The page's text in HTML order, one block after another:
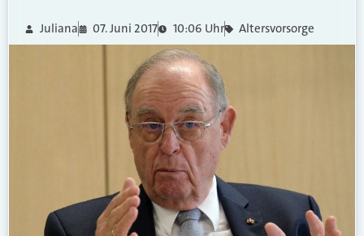
Juliana 07. Juni 2017 10:06 Uhr Altersvorsorge